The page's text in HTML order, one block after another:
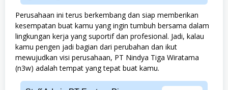
Perusahaan ini terus berkembang dan siap memberikan
kesempatan buat kamu yang ingin tumbuh bersama dalam
lingkungan kerja yang suportif dan profesional. Jadi, kalau
kamu pengen jadi bagian dari perubahan dan ikut
mewujudkan visi perusahaan, PT Nindya Tiga Wiratama
(n3w) adalah tempat yang tepat buat kamu.